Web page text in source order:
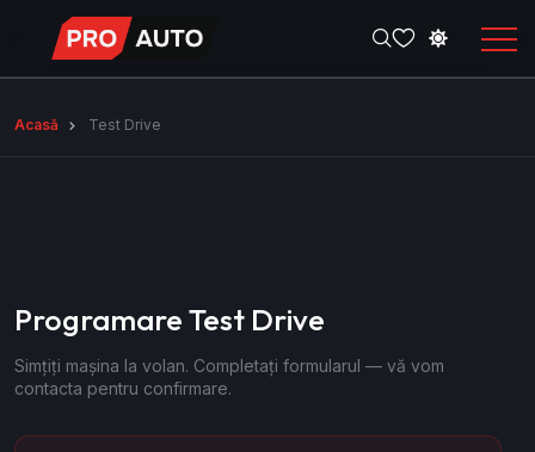
Acasă Test Drive
Programare Test Drive
Simțiți mașina la volan. Completați formularul — vă vom
contacta pentru confirmare.